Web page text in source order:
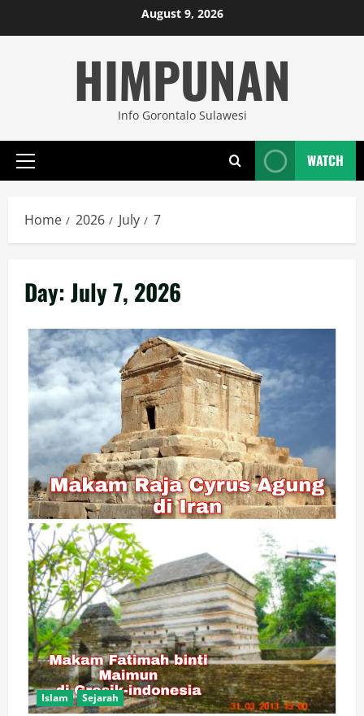
to
August 9, 2026
HIMPUNAN
Info Gorontalo Sulawesi
Primary
WATCH
Home 2026 July 7
Day:July 7, 2026
Islam Sejarah